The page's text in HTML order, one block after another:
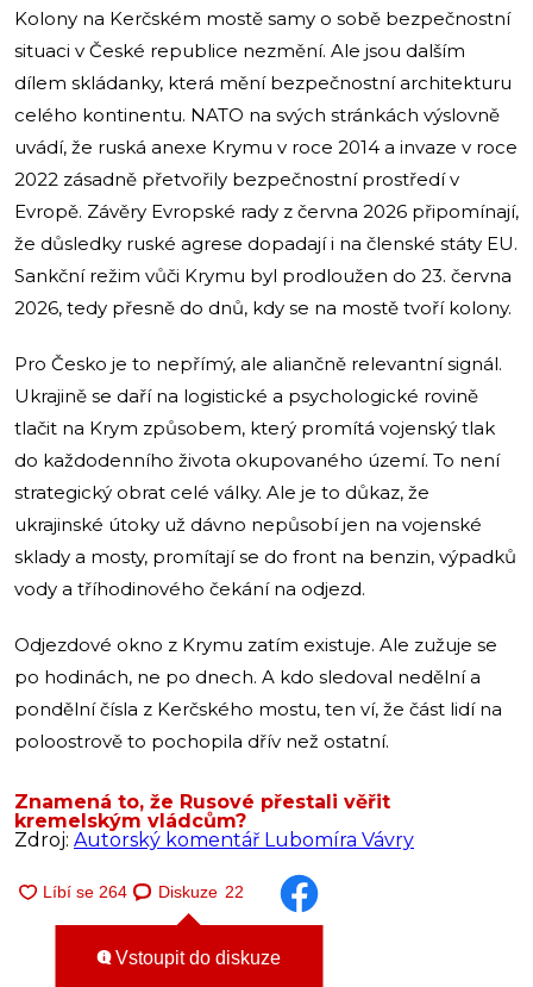
Kolony na Kerčském mostě samy o sobě bezpečnostní
situaci v České republice nezmění. Ale jsou dalším
dílem skládanky, která mění bezpečnostní architekturu
celého kontinentu. NATO na svých stránkách výslovně
uvádí, že ruská anexe Krymu v roce 2014 a invaze v roce
2022 zásadně přetvořily bezpečnostní prostředí v
Evropě. Závěry Evropské rady z června 2026 připomínají,
že důsledky ruské agrese dopadají i na členské státy EU.
Sankční režim vůči Krymu byl prodloužen do 23. června
2026, tedy přesně do dnů, kdy se na mostě tvoří kolony.
Pro Česko je to nepřímý, ale aliančně relevantní signál.
Ukrajině se daří na logistické a psychologické rovině
tlačit na Krym způsobem, který promítá vojenský tlak
do každodenního života okupovaného území. To není
strategický obrat celé války. Ale je to důkaz, že
ukrajinské útoky už dávno nepůsobí jen na vojenské
sklady a mosty, promítají se do front na benzin, výpadků
vody a tříhodinového čekání na odjezd.
Odjezdové okno z Krymu zatím existuje. Ale zužuje se
po hodinách, ne po dnech. A kdo sledoval nedělní a
pondělní čísla z Kerčského mostu, ten ví, že část lidí na
poloostrově to pochopila dřív než ostatní.
Znamená to, že Rusové přestali věřit
kremelským vládcům?
Zdroj: Autorský komentář Lubomíra Vávry
Diskuze 22
Vstoupit do diskuze